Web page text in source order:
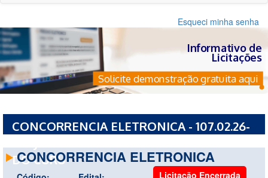
Esqueci minha senha
Informativo de
Licitações
Solicite demonstração gratuita aqui
CONCORRENCIA ELETRONICA - 107.02.26-
DO CURU
CONCORRENCIA ELETRONICA
Licitação Encerrada